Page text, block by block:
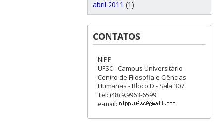
abril 2011 (1)
CONTATOS
NIPP
UFSC - Campus Universitário -
Centro de Filosofia e Ciências
Humanas - Bloco D - Sala 307
Tel: (48) 9.9963-6599
e-mail: